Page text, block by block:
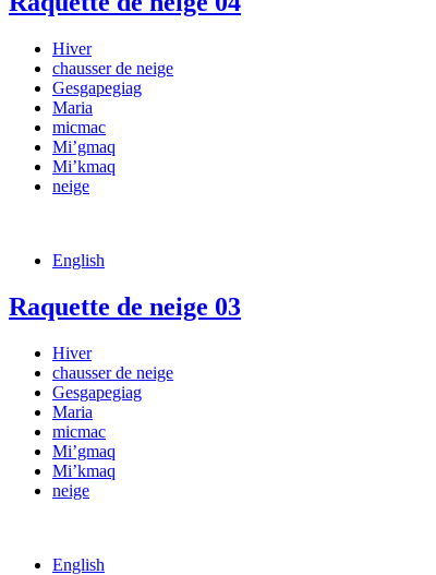
Hiver
chausser de neige
Gesgapegiag
Maria
micmac
Mi’gmaq
Mi’kmaq
neige
English
Raquette de neige 03
Hiver
chausser de neige
Gesgapegiag
Maria
micmac
Mi’gmaq
Mi’kmaq
neige
English